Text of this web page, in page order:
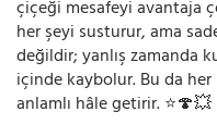
çiçeği mesafeyi avantaja
her şeyi susturur, ama
değildir; yanlış zamanda
içinde kaybolur. Bu da
anlamlı hâle getirir. ⭐🍄💥